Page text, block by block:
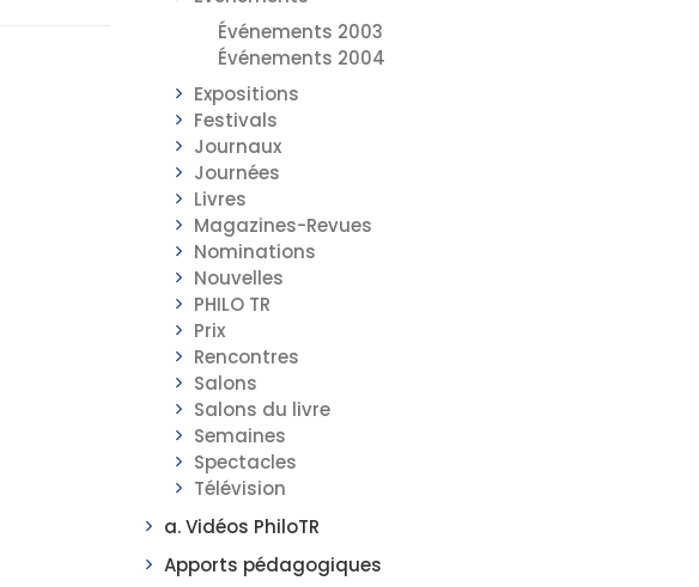
Événements 2003
Événements 2004
Expositions
Festivals
Journaux
Journées
Livres
Magazines-Revues
Nominations
Nouvelles
PHILO TR
Prix
Rencontres
Salons
Salons du livre
Semaines
Spectacles
Télévision
a. Vidéos PhiloTR
Apports pédagogiques